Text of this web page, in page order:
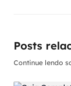
Posts
Continue lendo